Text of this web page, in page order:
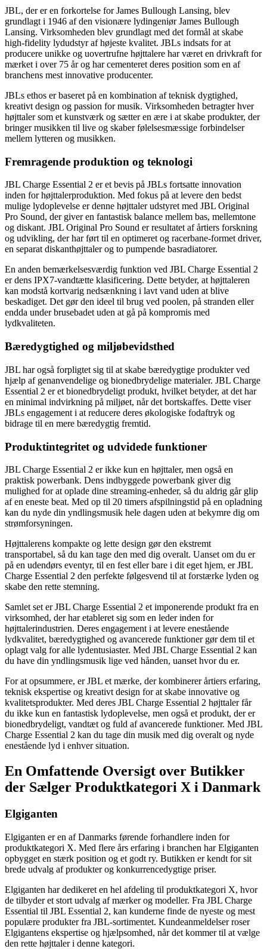
JBL, der er en forkortelse for James Bullough Lansing, blev
grundlagt i 1946 af den visionære lydingeniør James Bullough
Lansing. Virksomheden blev grundlagt med det formål at skabe
high-fidelity lydudstyr af højeste kvalitet. JBLs indsats for at
producere unikke og uovertrufne højttalere har været en drivkraft for
mærket i over 75 år og har cementeret deres position som en af
branchens mest innovative producenter.
JBLs ethos er baseret på en kombination af teknisk dygtighed,
kreativt design og passion for musik. Virksomheden betragter hver
højttaler som et kunstværk og sætter en ære i at skabe produkter, der
bringer musikken til live og skaber følelsesmæssige forbindelser
mellem lytteren og musikken.
Fremragende produktion og teknologi
JBL Charge Essential 2 er et bevis på JBLs fortsatte innovation
inden for højttalerproduktion. Med fokus på at levere den bedst
mulige lydoplevelse er denne højttaler udstyret med JBL Original
Pro Sound, der giver en fantastisk balance mellem bas, mellemtone
og diskant. JBL Original Pro Sound er resultatet af årtiers forskning
og udvikling, der har ført til en optimeret og racerbane-formet driver,
en separat diskanthøjttaler og to pumpende basradiatorer.
En anden bemærkelsesværdig funktion ved JBL Charge Essential 2
er dens IPX7-vandtætte klasificering. Dette betyder, at højttaleren
kan modstå kortvarig nedsænkning i lavt vand uden at blive
beskadiget. Det gør den ideel til brug ved poolen, på stranden eller
endda under brusebadet uden at gå på kompromis med
lydkvaliteten.
Bæredygtighed og miljøbevidsthed
JBL har også forpligtet sig til at skabe bæredygtige produkter ved
hjælp af genanvendelige og bionedbrydelige materialer. JBL Charge
Essential 2 er et bionedbrydeligt produkt, hvilket betyder, at det har
en minimal indvirkning på miljøet, når det bortskaffes. Dette viser
JBLs engagement i at reducere deres økologiske fodaftryk og
bidrage til en mere bæredygtig fremtid.
Produktintegritet og udvidede funktioner
JBL Charge Essential 2 er ikke kun en højttaler, men også en
praktisk powerbank. Dens indbyggede powerbank giver dig
mulighed for at oplade dine streaming-enheder, så du aldrig går glip
af en eneste beat. Med op til 20 timers afspilningstid på en opladning
kan du nyde din yndlingsmusik hele dagen uden at bekymre dig om
strømforsyningen.
Højttalerens kompakte og lette design gør den ekstremt
transportabel, så du kan tage den med dig overalt. Uanset om du er
på en udendørs eventyr, til en fest eller bare i dit eget hjem, er JBL
Charge Essential 2 den perfekte følgesvend til at forstærke lyden og
skabe den rette stemning.
Samlet set er JBL Charge Essential 2 et imponerende produkt fra en
virksomhed, der har etableret sig som en leder inden for
højttalerindustrien. Deres engagement i at levere enestående
lydkvalitet, bæredygtighed og avancerede funktioner gør dem til et
oplagt valg for alle lydentusiaster. Med JBL Charge Essential 2 kan
du have din yndlingsmusik lige ved hånden, uanset hvor du er.
For at opsummere, er JBL et mærke, der kombinerer årtiers erfaring,
teknisk ekspertise og kreativt design for at skabe innovative og
kvalitetsprodukter. Med deres JBL Charge Essential 2 højttaler får
du ikke kun en fantastisk lydoplevelse, men også et produkt, der er
bionedbrydeligt, vandtæt og fuld af avancerede funktioner. Med JBL
Charge Essential 2 kan du tage din musik med dig overalt og nyde
enestående lyd i enhver situation.
En Omfattende Oversigt over Butikker
der Sælger Produktkategori X i Danmark
Elgiganten
Elgiganten er en af Danmarks førende forhandlere inden for
produktkategori X. Med flere års erfaring i branchen har Elgiganten
opbygget en stærk position og et godt ry. Butikken er kendt for sit
brede udvalg af produkter og konkurrencedygtige priser.
Elgiganten har dedikeret en hel afdeling til produktkategori X, hvor
de tilbyder et stort udvalg af mærker og modeller. Fra JBL Charge
Essential til JBL Essential 2, kan kunderne finde de nyeste og mest
populære produkter fra JBL-sortimentet. Kundeanmeldelser roser
Elgigantens ekspertise og hjælpsomhed, når det kommer til at vælge
den rette højttaler i denne kategori.